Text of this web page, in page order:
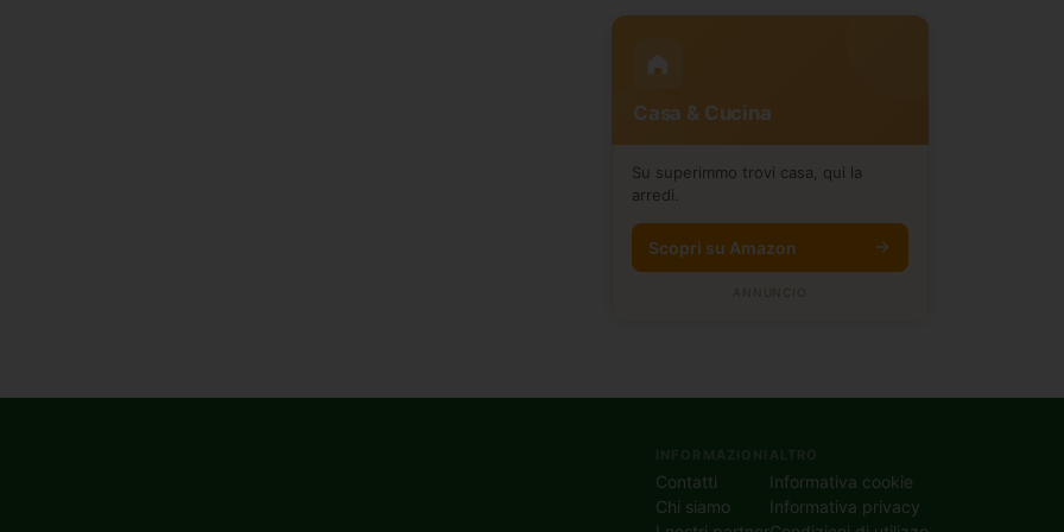
Casa & Cucina
Su superimmo trovi casa, qui la
arredi.
Scopri su Amazon
ANNUNCIO
Contatti
Chi siamo
Informativa cookie
Informativa privacy